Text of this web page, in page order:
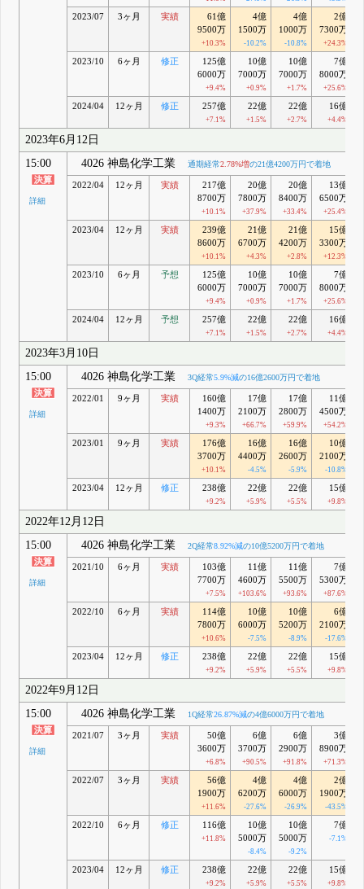
2023/07 3ヶ月 実績
61億
9500万
+10.3%
4億
1500万
-10.2%
4億
1000万
-10.8%
2億
7300万
+24.3%
2023/10 6ヶ月 修正
125億
6000万
+9.4%
10億
7000万
+0.9%
10億
7000万
+1.7%
7億
8000万
+25.6%
2024/04 12ヶ月 修正 257億
+7.1%
22億
+1.5%
22億
+2.7%
16億
+4.4%
2023年6月12日
15:00
詳細
4026 神島化学工業 通期経常2.78%増の21億4200万円で着地
2022/04 12ヶ月 実績
217億
8700万
+10.1%
20億
7800万
+37.9%
20億
8400万
+33.4%
13億
6500万
+25.4%
2023/04 12ヶ月 実績
239億
8600万
+10.1%
21億
6700万
+4.3%
21億
4200万
+2.8%
15億
3300万
+12.3%
2023/10 6ヶ月 予想
125億
6000万
+9.4%
10億
7000万
+0.9%
10億
7000万
+1.7%
7億
8000万
+25.6%
2024/04 12ヶ月 予想 257億
+7.1%
22億
+1.5%
22億
+2.7%
16億
+4.4%
2023年3月10日
15:00
詳細
4026 神島化学工業 3Q経常5.9%減の16億2600万円で着地
2022/01 9ヶ月 実績
160億
1400万
+9.3%
17億
2100万
+66.7%
17億
2800万
+59.9%
11億
4500万
+54.2%
2023/01 9ヶ月 実績
176億
3700万
+10.1%
16億
4400万
-4.5%
16億
2600万
-5.9%
10億
2100万
-10.8%
2023/04 12ヶ月 修正 238億
+9.2%
22億
+5.9%
22億
+5.5%
15億
+9.8%
2022年12月12日
15:00
詳細
4026 神島化学工業 2Q経常8.92%減の10億5200万円で着地
2021/10 6ヶ月 実績
103億
7700万
+7.5%
11億
4600万
+103.6%
11億
5500万
+93.6%
7億
5300万
+87.6%
2022/10 6ヶ月 実績
114億
7800万
+10.6%
10億
6000万
-7.5%
10億
5200万
-8.9%
6億
2100万
-17.6%
2023/04 12ヶ月 修正 238億
+9.2%
22億
+5.9%
22億
+5.5%
15億
+9.8%
2022年9月12日
15:00
詳細
4026 神島化学工業 1Q経常26.87%減の4億6000万円で着地
2021/07 3ヶ月 実績
50億
3600万
+6.8%
6億
3700万
+90.5%
6億
2900万
+91.8%
3億
8900万
+71.3%
2022/07 3ヶ月 実績
56億
1900万
+11.6%
4億
6200万
-27.6%
4億
6000万
-26.9%
2億
1900万
-43.5%
2022/10 6ヶ月 修正 116億
+11.8%
10億
5000万
-8.4%
10億
5000万
-9.2%
7億
-7.1%
2023/04 12ヶ月 修正 238億
+9.2%
22億
+5.9%
22億
+5.5%
15億
+9.8%